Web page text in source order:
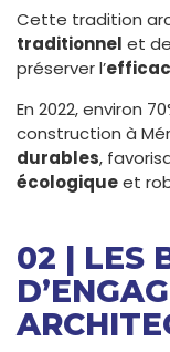
Cette tradition
traditionnel et
préserver l’
En 2022, environ
construction à
durables,
écologiqueet
02 | LES